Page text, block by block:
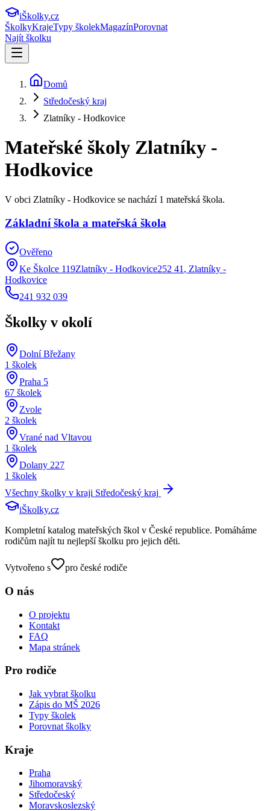
iŠkolky.cz
ŠkolkyKrajeTypy školekMagazínPorovnat
Najít školku
Domů
Středočeský kraj
Zlatníky - Hodkovice
Mateřské školy Zlatníky -
Hodkovice
V obci Zlatníky - Hodkovice se nachází 1 mateřská škola.
Základní škola a mateřská škola
Ověřeno
Ke Školce 119Zlatníky - Hodkovice252 41 , Zlatníky -
Hodkovice
241 932 039
Školky v okolí
Dolní Břežany
1 školek
Praha 5
67 školek
Zvole
2 školek
Vrané nad Vltavou
1 školek
Dolany 227
1 školek
Všechny školky v kraji Středočeský kraj
iŠkolky.cz
Kompletní katalog mateřských škol v České republice. Pomáháme
rodičům najít tu nejlepší školku pro jejich děti.
Vytvořeno s pro české rodiče
O nás
O projektu
Kontakt
FAQ
Mapa stránek
Pro rodiče
Jak vybrat školku
Zápis do MŠ 2026
Typy školek
Porovnat školky
Kraje
Praha
Jihomoravský
Středočeský
Moravskoslezský